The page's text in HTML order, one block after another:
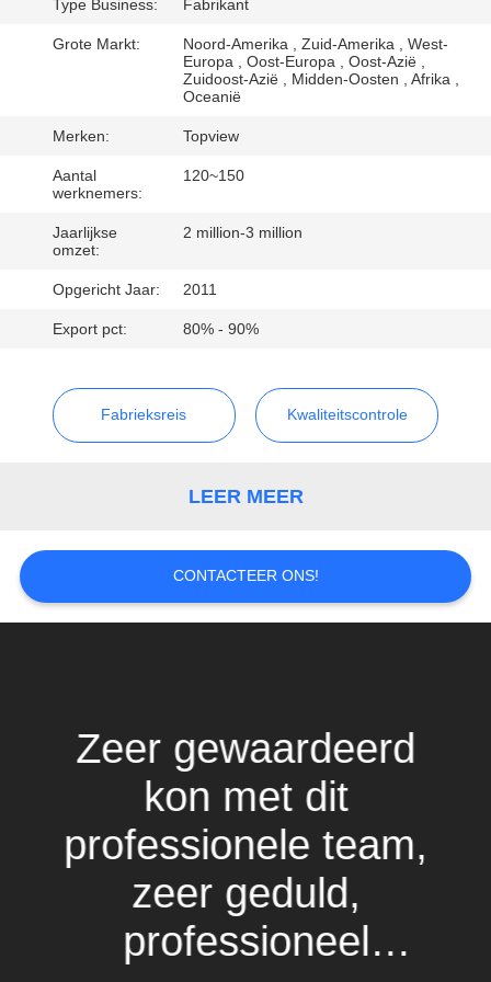
ONS
VERZOEK
CITAAT
SITEMAP
PRIVACY
POLICY
Type Business: Fabrikant
Grote Markt:
Noord-Amerika , Zuid-Amerika , West-
Europa , Oost-Europa , Oost-Azië ,
Zuidoost-Azië , Midden-Oosten , Afrika ,
Oceanië
Merken: Topview
Aantal
werknemers:
120~150
Jaarlijkse
omzet:
2 million-3 million
Opgericht Jaar: 2011
Export pct: 80% - 90%
Fabrieksreis Kwaliteitscontrole
LEER MEER
CONTACTEER ONS!
Zeer gewaardeerd
kon met dit
professionele team,
zeer geduld,
professioneel